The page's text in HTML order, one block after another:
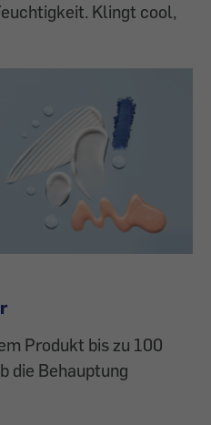
Klingt cool,
Produkt bis zu 100
die Behauptung